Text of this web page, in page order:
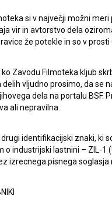
Slovenskega
gore pomembno
krepitev
Filmskega
za nas
ki pripovedujejo
si v največji možni
vir in avtorstvo dela
že potekle in so v
ko Zavodu Filmoteka kljub
delih vljudno prosimo, da se
dela na portalu BSF.
ali nepravilna.
drugi identifikacijski znaki, ki
o industrijski lastnini – ZIL-1
izrecnega pisnega